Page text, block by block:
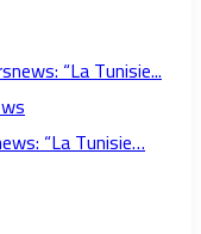
“La Tunisie…